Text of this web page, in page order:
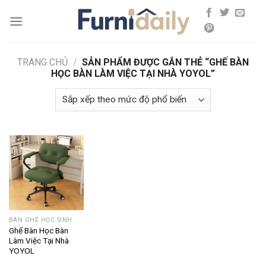
TRANG CHỦ / SẢN PHẨM ĐƯỢC GẮN THẺ “GHẾ BÀN
HỌC BÀN LÀM VIỆC TẠI NHÀ YOYOL”
BÀN GHẾ HỌC SINH
Ghế Bàn Học Bàn
Làm Việc Tại Nhà
YOYOL